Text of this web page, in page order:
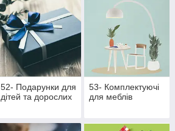
52- Подарунки для
дітей та дорослих
53- Комплектуючі
для меблів